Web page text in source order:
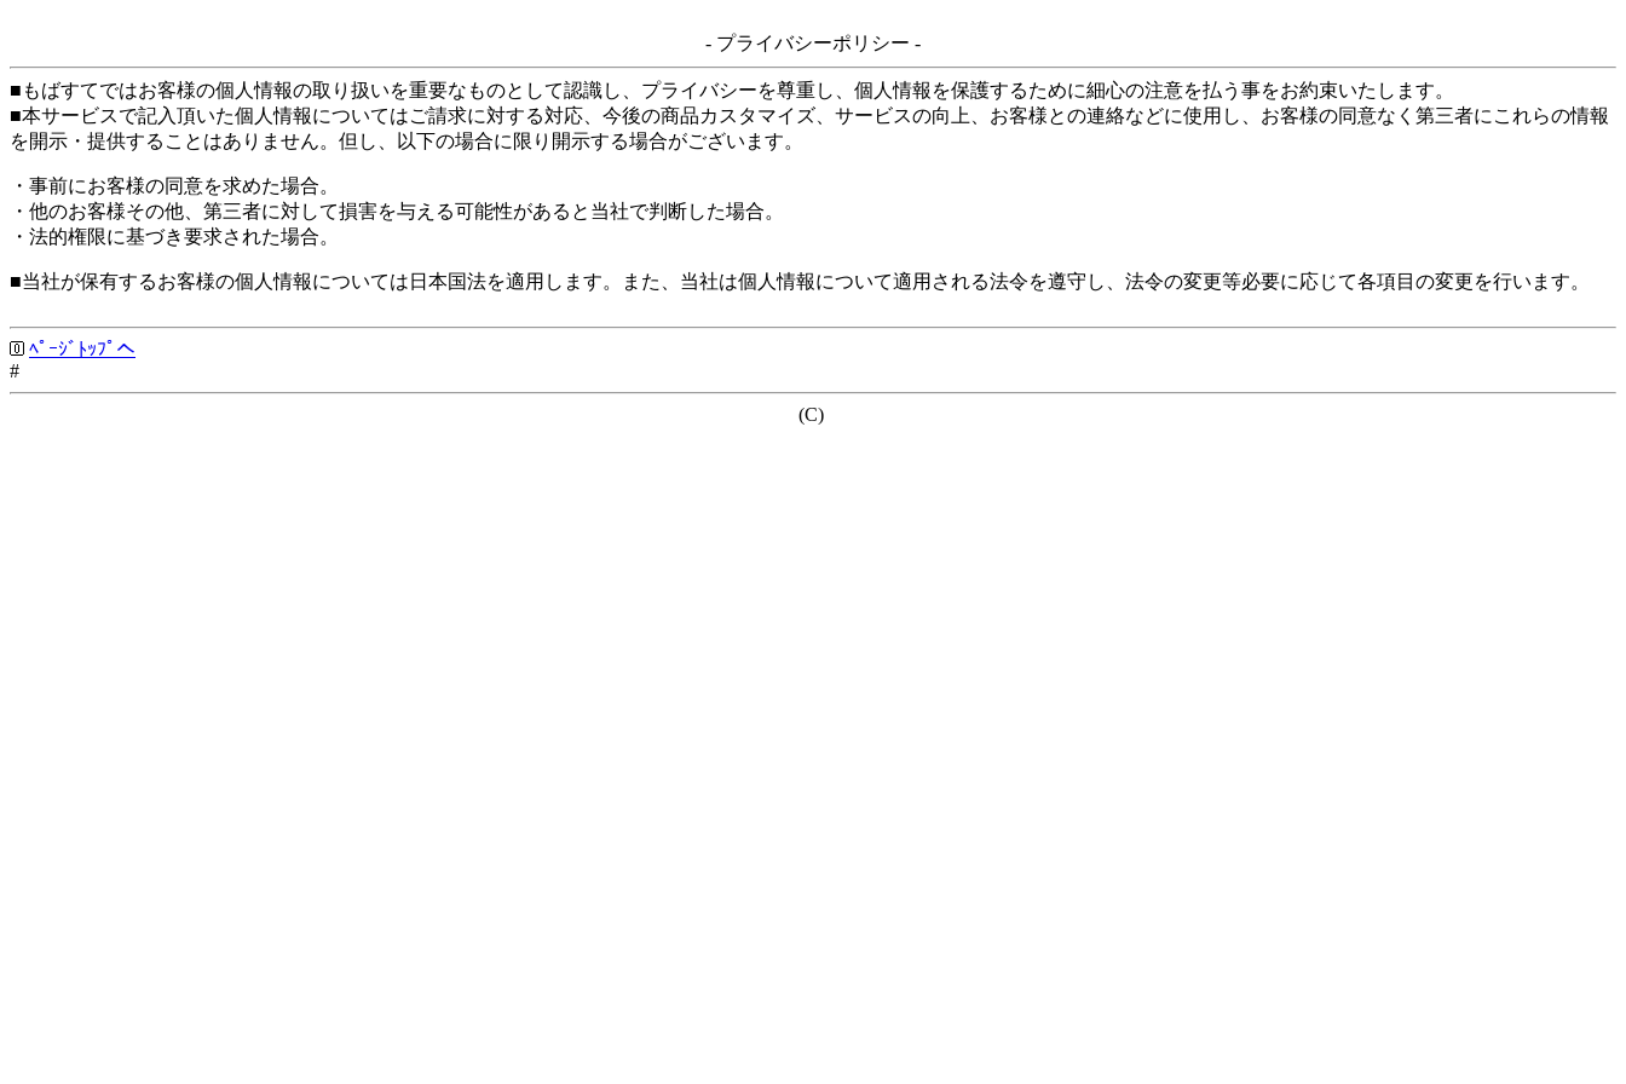
- プライバシーポリシー -
■もばすてではお客様の個人情報の取り扱いを重要なものとして認識し、プライバシーを尊重し、個人情報を保護するために細心の注意を払う事をお約束いたします。
■本サービスで記入頂いた個人情報についてはご請求に対する対応、今後の商品カスタマイズ、サービスの向上、お客様との連絡などに使用し、お客様の同意なく第三者にこれらの情報
を開示・提供することはありません。但し、以下の場合に限り開示する場合がございます。
・事前にお客様の同意を求めた場合。
・他のお客様その他、第三者に対して損害を与える可能性があると当社で判断した場合。
・法的権限に基づき要求された場合。
■当社が保有するお客様の個人情報については日本国法を適用します。また、当社は個人情報について適用される法令を遵守し、法令の変更等必要に応じて各項目の変更を行います。
ﾍﾟｰｼﾞﾄｯﾌﾟへ
#
(C)